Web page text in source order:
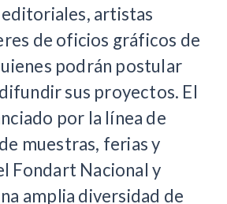
artistas
de oficios gráficos de
podrán postular
sus proyectos. El
por la línea de
muestras, ferias y
Fondart Nacional y
amplia diversidad de